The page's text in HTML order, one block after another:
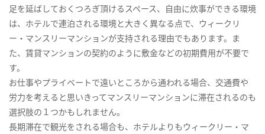
足を延ばしておくつろぎ頂けるスペース、自由に炊事ができる環境
は、ホテルで連泊される環境と大きく異なる点で、ウィークリ
ー・マンスリーマンションが支持される理由でもあります。ま
た、賃貸マンションの契約のように敷金などの初期費用が不要で
す。
お仕事やプライベートで遠いところから通われる場合、交通費や
労力を考えると思いきってマンスリーマンションに滞在されるのも
選択肢の１つかもしれません。
長期滞在で観光をされる場合も、ホテルよりもウィークリー・マ